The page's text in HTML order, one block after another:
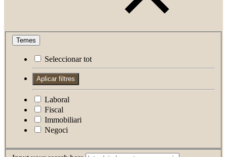
Temes
Seleccionar tot
Laboral
Fiscal
Immobiliari
Negoci